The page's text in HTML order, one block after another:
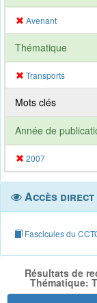
Avenant
Thématique
Transports
Mots clés
Année de
2007
Accès direct
Fascicules du
Résultats de
Thématique: